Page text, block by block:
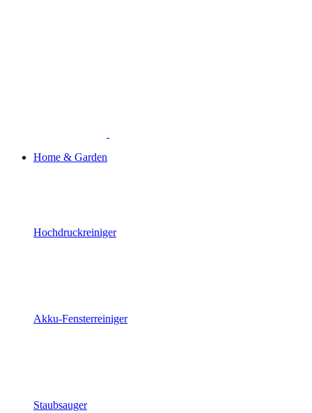
Home & Garden
Hochdruckreiniger
Akku-Fensterreiniger
Staubsauger